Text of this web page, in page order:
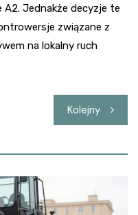
Jednakże decyzje te
związane z
na lokalny ruch
Kolejny